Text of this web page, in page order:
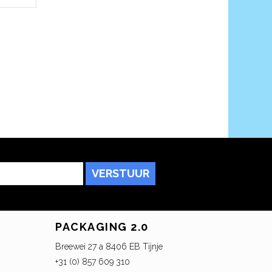
VERSTUUR
PACKAGING 2.0
Breewei 27 a 8406 EB Tijnje
+31 (0) 857 609 310